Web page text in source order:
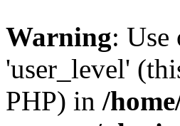
Warning: Use
'user_level'
PHP) in /